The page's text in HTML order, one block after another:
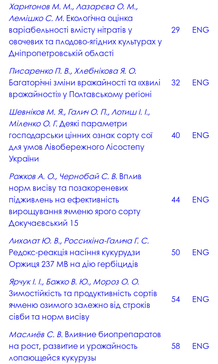
Харитонов М. М., Лазарєва О. М.,
Лемішко С. М. Екологічна оцінка
варіабельності вмісту нітратів у
овочевих та плодово-ягідних культурах у
Дніпропетровській області
29 ENG
Писаренко П. В., Хлебнікова Я. О.
Багаторічні зміни врожайності та «хвилі
врожайності» у Полтавському регіоні
32 ENG
Шевніков М. Я., Галич О. П., Лотиш І. І.,
Міленко О. Г.Деякі параметри
господарськи цінних ознак сорту сої
для умов Лівобережного Лісостепу
України
40 ENG
Рожков А. О., Чернобай С. В. Вплив
норм висіву та позакореневих
підживлень на ефективність
вирощування ячменю ярого сорту
Докучаєвський 15
44 ENG
Лихолат Ю. В., Россихіна-Галича Г. С.
Редокс-реакція насіння кукурудзи
Оржиця 237 МВ на дію гербіцидів
50 ENG
Ярчук І. І., Божко В. Ю., Мороз О. О.
Зимостійкість та продуктивність сортів
ячменю озимого залежно від строків
сівби та норм висіву
54 ENG
Маслиёв С. В. Влияние биопрепаратов
на рост, развитие и урожайность
лопающейся кукурузы
58 ENG